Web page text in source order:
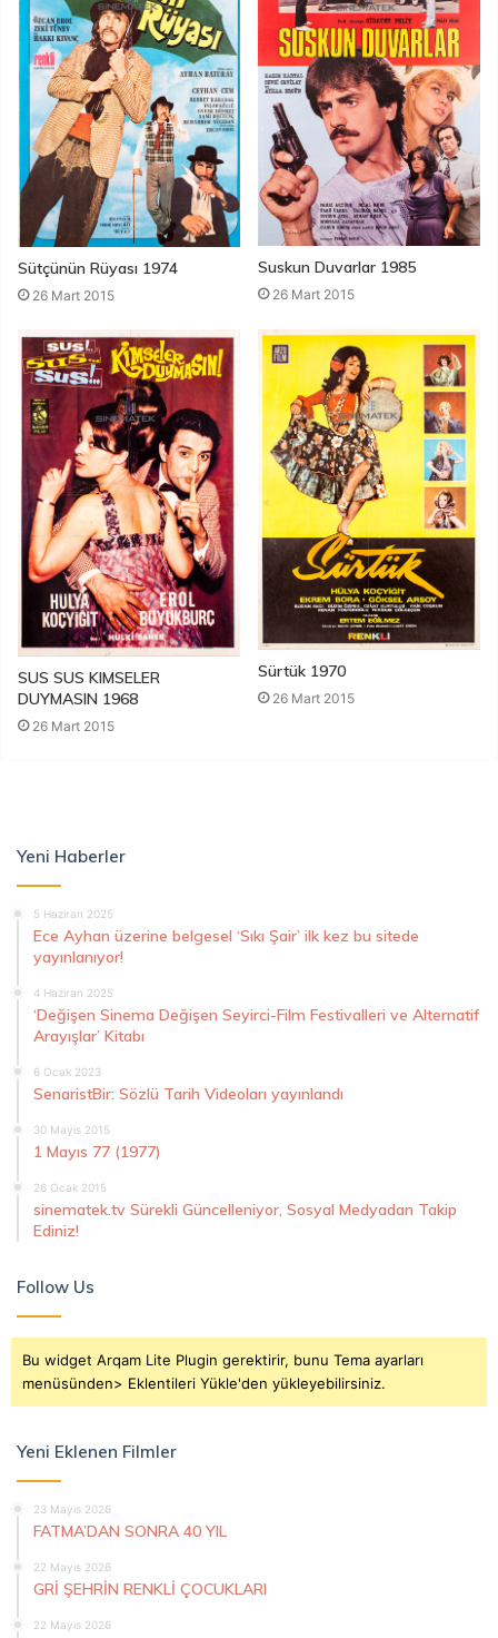
Sütçünün Rüyası 1974
26 Mart 2015
Suskun Duvarlar 1985
26 Mart 2015
SUS SUS KIMSELER
DUYMASIN 1968
26 Mart 2015
Sürtük 1970
26 Mart 2015
Yeni Haberler
5 Haziran 2025
Ece Ayhan üzerine belgesel ‘Sıkı Şair’ ilk kez bu sitede
yayınlanıyor!
4 Haziran 2025
‘Değişen Sinema Değişen Seyirci-Film Festivalleri ve Alternatif
Arayışlar’ Kitabı
6 Ocak 2023
SenaristBir: Sözlü Tarih Videoları yayınlandı
30 Mayıs 2015
1 Mayıs 77 (1977)
26 Ocak 2015
sinematek.tv Sürekli Güncelleniyor, Sosyal Medyadan Takip
Ediniz!
Follow Us
Bu widget Arqam Lite Plugin gerektirir, bunu Tema ayarları
menüsünden> Eklentileri Yükle'den yükleyebilirsiniz.
Yeni Eklenen Filmler
23 Mayıs 2026
FATMA’DAN SONRA 40 YIL
22 Mayıs 2026
GRİ ŞEHRİN RENKLİ ÇOCUKLARI
22 Mayıs 2026